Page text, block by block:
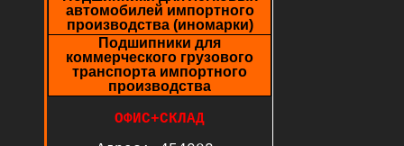
автомобилей импортного
производства (иномарки)
Подшипники для
коммерческого грузового
транспорта импортного
производства
ОФИС+СКЛАД